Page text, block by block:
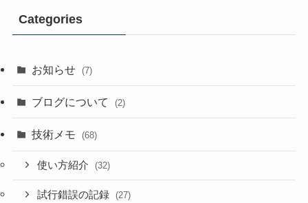
Categories
お知らせ (7)
ブログについて (2)
技術メモ (68)
使い方紹介 (32)
試行錯誤の記録 (27)